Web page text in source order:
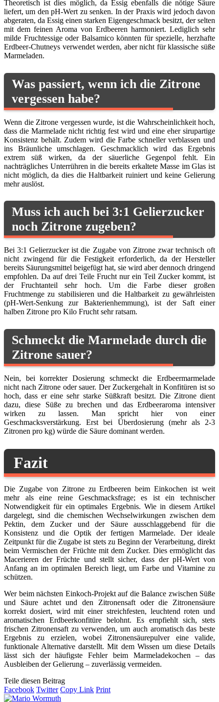
Theoretisch ist dies möglich, da Essig ebenfalls die nötige Säure
liefert, um den pH-Wert zu senken. In der Praxis wird jedoch davon
abgeraten, da Essig einen starken Eigengeschmack besitzt, der selten
mit dem feinen Aroma von Erdbeeren harmoniert. Lediglich sehr
milde Fruchtessige oder Balsamico könnten für spezielle, herzhafte
Erdbeer-Chutneys verwendet werden, aber nicht für klassische süße
Marmeladen.
Was passiert, wenn ich die Zitrone
vergessen habe?
Wenn die Zitrone vergessen wurde, ist die Wahrscheinlichkeit hoch,
dass die Marmelade nicht richtig fest wird und eine eher sirupartige
Konsistenz behält. Zudem wird die Farbe schneller verblassen und
ins Bräunliche umschlagen. Geschmacklich wird das Ergebnis
extrem süß wirken, da der säuerliche Gegenpol fehlt. Ein
nachträgliches Unterrühren in die bereits erkaltete Masse im Glas ist
nicht möglich, da dies die Haltbarkeit ruiniert und keine Gelierung
mehr auslöst.
Muss ich auch bei 3:1 Gelierzucker
noch Zitrone zugeben?
Bei 3:1 Gelierzucker ist die Zugabe von Zitrone zwar technisch oft
nicht zwingend für die Festigkeit erforderlich, da der Hersteller
bereits Säurungsmittel beigefügt hat, sie wird aber dennoch dringend
empfohlen. Da auf drei Teile Frucht nur ein Teil Zucker kommt, ist
der Fruchtanteil sehr hoch. Um die Farbe dieser großen
Fruchtmenge zu stabilisieren und die Haltbarkeit zu gewährleisten
(pH-Wert-Senkung zur Bakterienhemmung), ist der Saft einer
halben Zitrone pro Kilo Frucht sehr ratsam.
Schmeckt die Marmelade durch die
Zitrone sauer?
Nein, bei korrekter Dosierung schmeckt die Erdbeermarmelade
nicht nach Zitrone oder sauer. Der Zuckergehalt in Konfitüren ist so
hoch, dass er eine sehr starke Süßkraft besitzt. Die Zitrone dient
dazu, diese Süße zu brechen und das Erdbeeraroma intensiver
wirken zu lassen. Man spricht hier von einer
Geschmacksverstärkung. Erst bei Überdosierung (mehr als 2-3
Zitronen pro kg) würde die Säure dominant werden.
Fazit
Die Zugabe von Zitrone zu Erdbeeren beim Einkochen ist weit
mehr als eine reine Geschmacksfrage; es ist ein technischer
Notwendigkeit für ein optimales Ergebnis. Wie in diesem Artikel
dargelegt, sind die chemischen Wechselwirkungen zwischen dem
Pektin, dem Zucker und der Säure ausschlaggebend für die
Konsistenz und die Optik der fertigen Marmelade. Der ideale
Zeitpunkt für die Zugabe ist stets zu Beginn der Verarbeitung, direkt
beim Vermischen der Früchte mit dem Zucker. Dies ermöglicht das
Macerieren der Früchte und stellt sicher, dass der pH-Wert von
Anfang an im optimalen Bereich liegt, um Farbe und Vitamine zu
schützen.
Wer beim nächsten Einkoch-Projekt auf die Balance zwischen Süße
und Säure achtet und den Zitronensaft oder die Zitronensäure
korrekt dosiert, wird mit einer streichfesten, leuchtend roten und
aromatischen Erdbeerkonfitüre belohnt. Es empfiehlt sich, stets
frischen Zitronensaft zu verwenden, um auch aromatisch das beste
Ergebnis zu erzielen, wobei Zitronensäurepulver eine valide,
funktionale Alternative darstellt. Mit dem Wissen um diese Details
lässt sich der häufigste Fehler beim Marmeladekochen – das
Ausbleiben der Gelierung – zuverlässig vermeiden.
Teile diesen Beitrag
Facebook Twitter Copy Link Print